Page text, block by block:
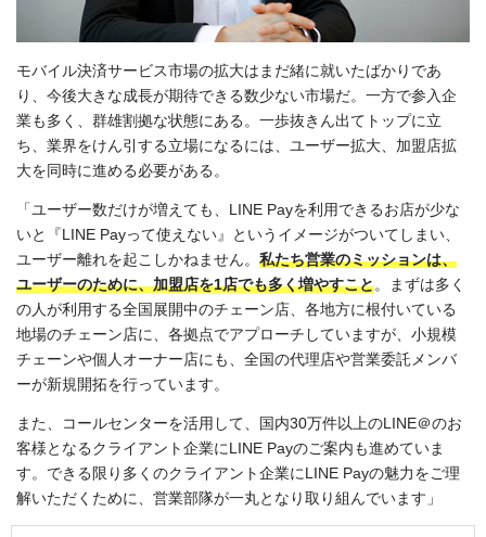
モバイル決済サービス市場の拡大はまだ緒に就いたばかりであ
り、今後大きな成長が期待できる数少ない市場だ。一方で参入企
業も多く、群雄割拠な状態にある。一歩抜きん出てトップに立
ち、業界をけん引する立場になるには、ユーザー拡大、加盟店拡
大を同時に進める必要がある。
「ユーザー数だけが増えても、LINE Payを利用できるお店が少な
いと『LINE Payって使えない』というイメージがついてしまい、
ユーザー離れを起こしかねません。 私たち営業のミッションは、
ユーザーのために、加盟店を1店でも多く増やすこと。まずは多く
の人が利用する全国展開中のチェーン店、各地方に根付いている
地場のチェーン店に、各拠点でアプローチしていますが、小規模
チェーンや個人オーナー店にも、全国の代理店や営業委託メンバ
ーが新規開拓を行っています。
また、コールセンターを活用して、国内30万件以上のLINE＠のお
客様となるクライアント企業にLINE Payのご案内も進めていま
す。できる限り多くのクライアント企業にLINE Payの魅力をご理
解いただくために、営業部隊が一丸となり取り組んでいます」